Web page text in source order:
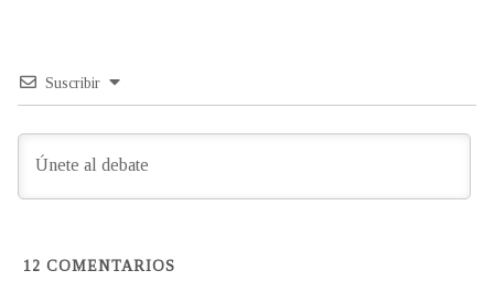
Suscribir
12 COMENTARIOS